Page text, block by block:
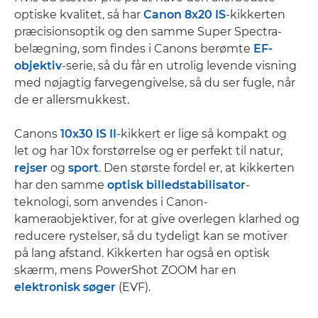
optiske kvalitet, så har Canon 8x20 IS-kikkerten
præcisionsoptik og den samme Super Spectra-
belægning, som findes i Canons berømte EF-
objektiv-serie, så du får en utrolig levende visning
med nøjagtig farvegengivelse, så du ser fugle, når
de er allersmukkest.
Canons 10x30 IS II-kikkert er lige så kompakt og
let og har 10x forstørrelse og er perfekt til natur,
rejser og sport. Den største fordel er, at kikkerten
har den samme optisk billedstabilisator-
teknologi, som anvendes i Canon-
kameraobjektiver, for at give overlegen klarhed og
reducere rystelser, så du tydeligt kan se motiver
på lang afstand. Kikkerten har også en optisk
skærm, mens PowerShot ZOOM har en
elektronisk søger (EVF).